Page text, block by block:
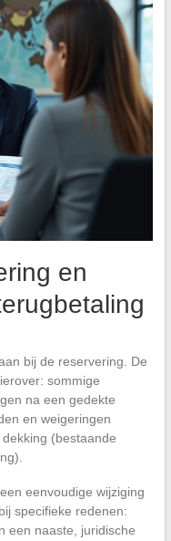
en
bij de reservering. De
sommige
na een gedekte
en weigeringen
(bestaande
eenvoudige wijziging
specifieke redenen:
een naaste, juridische